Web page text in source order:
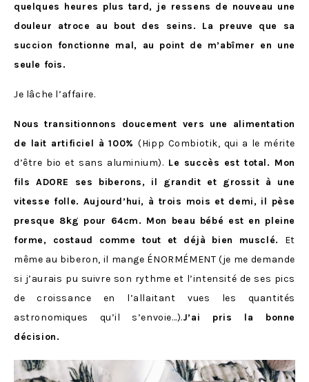
quelques heures plus tard, je ressens de nouveau une
douleur atroce au bout des seins. La preuve que sa
succion fonctionne mal, au point de m’abîmer en une
seule fois.
Je lâche l’affaire.
Nous transitionnons doucement vers une alimentation
de lait artificiel à 100%(Hipp Combiotik, qui a le mérite
d’être bio et sans aluminium). Le succès est total. Mon
fils ADORE ses biberons, il grandit et grossit à une
vitesse folle. Aujourd’hui, à trois mois et demi, il pèse
presque 8kg pour 64cm. Mon beau bébé est en pleine
forme, costaud comme tout et déjà bien musclé. Et
même au biberon, il mange ÉNORMÉMENT (je me demande
si j’aurais pu suivre son rythme et l’intensité de ses pics
de croissance en l’allaitant vues les quantités
astronomiques qu’il s’envoie…).J’ai pris la bonne
décision.